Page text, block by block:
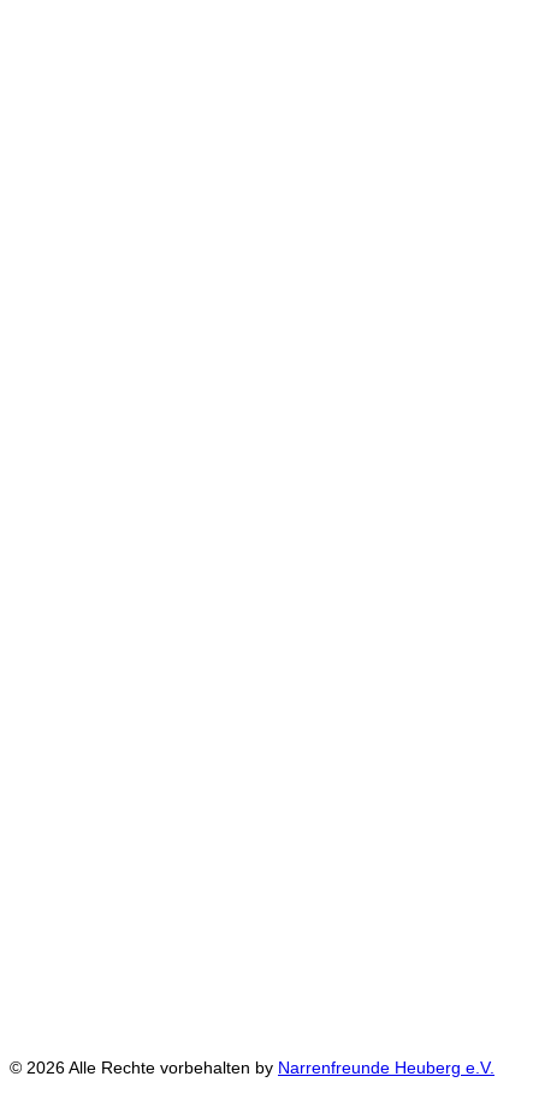
© 2026 Alle Rechte vorbehalten by Narrenfreunde Heuberg e.V.